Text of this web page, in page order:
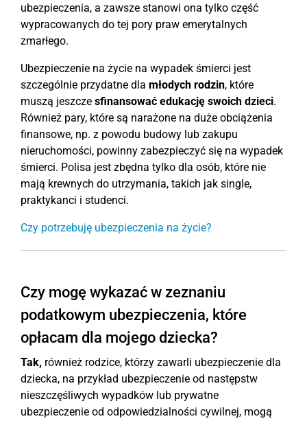
ubezpieczenia, a zawsze stanowi ona tylko część
wypracowanych do tej pory praw emerytalnych
zmarłego.
Ubezpieczenie na życie na wypadek śmierci jest
szczególnie przydatne dla młodych rodzin, które
muszą jeszcze sfinansować edukację swoich dzieci.
Również pary, które są narażone na duże obciążenia
finansowe, np. z powodu budowy lub zakupu
nieruchomości, powinny zabezpieczyć się na wypadek
śmierci. Polisa jest zbędna tylko dla osób, które nie
mają krewnych do utrzymania, takich jak single,
praktykanci i studenci.
Czy potrzebuję ubezpieczenia na życie?
Czy mogę wykazać w zeznaniu
podatkowym ubezpieczenia, które
opłacam dla mojego dziecka?
Tak, również rodzice, którzy zawarli ubezpieczenie dla
dziecka, na przykład ubezpieczenie od następstw
nieszczęśliwych wypadków lub prywatne
ubezpieczenie od odpowiedzialności cywilnej, mogą